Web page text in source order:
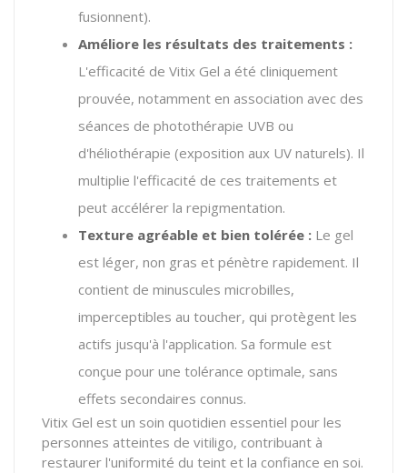
fusionnent).
Améliore les résultats des traitements :
L'efficacité de Vitix Gel a été cliniquement
prouvée, notamment en association avec des
séances de photothérapie UVB ou
d'héliothérapie (exposition aux UV naturels). Il
multiplie l'efficacité de ces traitements et
peut accélérer la repigmentation.
Texture agréable et bien tolérée : Le gel
est léger, non gras et pénètre rapidement. Il
contient de minuscules microbilles,
imperceptibles au toucher, qui protègent les
actifs jusqu'à l'application. Sa formule est
conçue pour une tolérance optimale, sans
effets secondaires connus.
Vitix Gel est un soin quotidien essentiel pour les
personnes atteintes de vitiligo, contribuant à
restaurer l'uniformité du teint et la confiance en soi.